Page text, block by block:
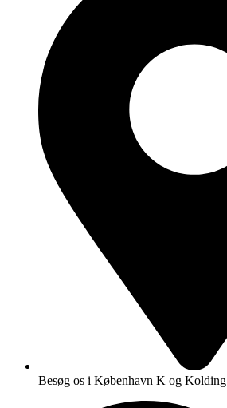
Besøg os i København K og Kolding